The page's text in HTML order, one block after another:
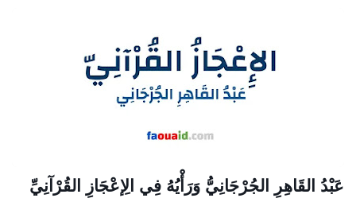
عَبْدُ القَاهِرِ الجُرْجَانِيُّ وَرَأْيُهُ فِي الِإعْجَازِ القُرْآنِيِّ